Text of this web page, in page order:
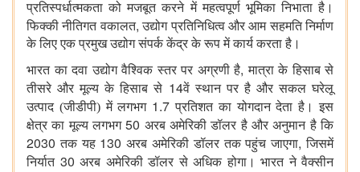
प्रतिस्पर्धात्मकता को मजबूत करने में महत्वपूर्ण भूमिका निभाता है।
फिक्की नीतिगत वकालत,उद्योग प्रतिनिधित्व और आम सहमति निर्माण
के लिए एक प्रमुख उद्योग संपर्क केंद्र के रूप में कार्य करता है।
भारत का दवा उद्योग वैश्विक स्तर पर अग्रणी है,मात्रा के हिसाब से
तीसरे और मूल्य के हिसाब से 14वें स्थान पर है और सकल घरेलू
उत्पाद (जीडीपी) में लगभग 1.7 प्रतिशत का योगदान देता है। इस
क्षेत्र का मूल्य लगभग50 अरब अमेरिकी डॉलर है और अनुमान है कि
2030तक यह 130अरब अमेरिकी डॉलर तक पहुंच जाएगा,जिसमें
निर्यात 30 अरब अमेरिकी डॉलर से अधिक होगा। भारत ने वैक्सीन